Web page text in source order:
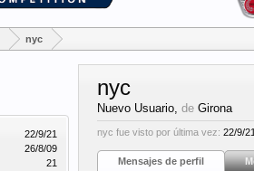
nyc
22/9/21
26/8/09
21
nyc
Nuevo Usuario,de Girona
nyc fue visto por última vez: 22/9/21
Mensajes de perfil